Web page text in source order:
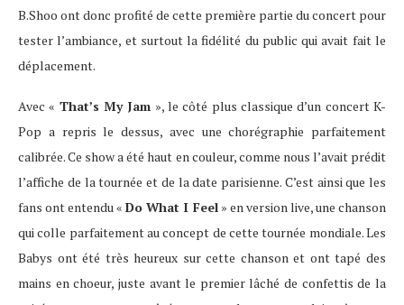
B.Shoo ont donc profité de cette première partie du concert pour
tester l’ambiance, et surtout la fidélité du public qui avait fait le
déplacement.
Avec « That’s My Jam », le côté plus classique d’un concert K-
Pop a repris le dessus, avec une chorégraphie parfaitement
calibrée. Ce show a été haut en couleur, comme nous l’avait prédit
l’affiche de la tournée et de la date parisienne. C’est ainsi que les
fans ont entendu «Do What I Feel» en version live, une chanson
qui colle parfaitement au concept de cette tournée mondiale. Les
Babys ont été très heureux sur cette chanson et ont tapé des
mains en choeur, juste avant le premier lâché de confettis de la